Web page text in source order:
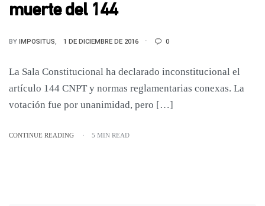
muerte del 144
BY IMPOSITUS 1 DE DICIEMBRE DE 2016 0
La Sala Constitucional ha declarado inconstitucional el
artículo 144 CNPT y normas reglamentarias conexas. La
votación fue por unanimidad, pero […]
CONTINUE READING 5 MIN READ